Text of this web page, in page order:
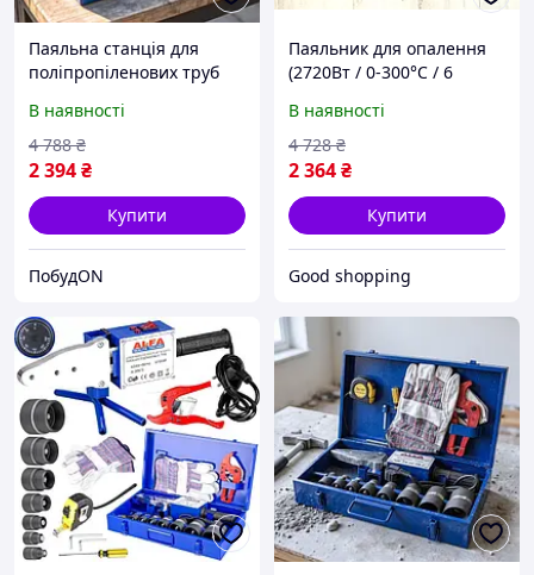
Паяльна станція для
поліпропіленових труб
насадок), Паяльник для
паяння пластикових труб,
NQE
В наявності
2 394₴
4 788 ₴
Купити
ПобудON
Паяльник для опалення
(2720Вт / 0-300°C / 6
праска для пластикових
труб, Зварювальний
паяльник, XMU
В наявності
2 364₴
4 728 ₴
Купити
Good shopping